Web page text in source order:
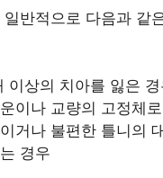
일반적으로 다음과 같
이상의 치아를 잃은 경
이나 교량의 고정체
거나 불편한 틀니의
경우